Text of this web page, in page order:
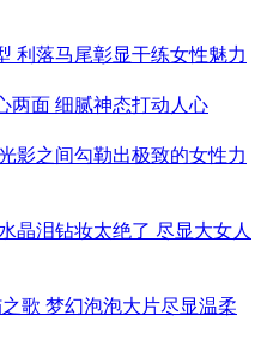
利落马尾彰显干练女性魅力
两面 细腻神态打动人心
影之间勾勒出极致的女性力
晶泪钻妆太绝了 尽显大女人
歌 梦幻泡泡大片尽显温柔